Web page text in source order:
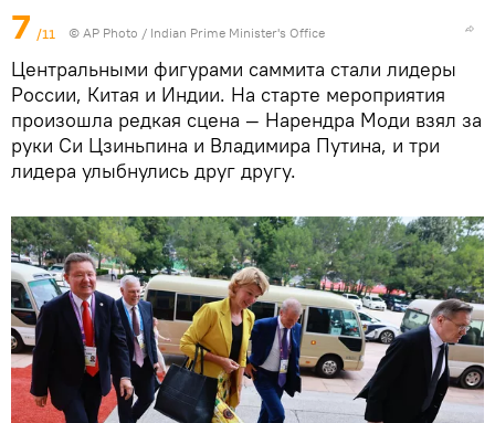
7 /11 © AP Photo / Indian Prime Minister's Office
Центральными фигурами саммита стали лидеры
России, Китая и Индии. На старте мероприятия
произошла редкая сцена — Нарендра Моди взял за
руки Си Цзиньпина и Владимира Путина, и три
лидера улыбнулись друг другу.